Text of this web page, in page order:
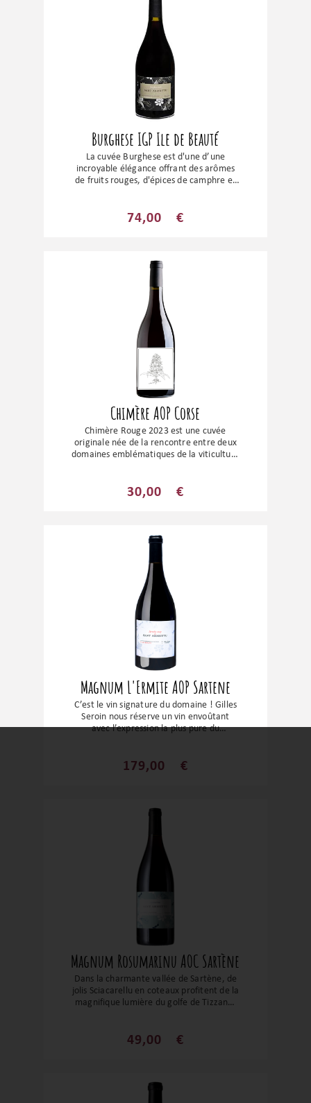
Burghese IGP Ile de Beauté
La cuvée Burghese est d'une d’une
incroyable élégance offrant des arômes
de fruits rouges, d'épices de camphre et
74,00 €
Chimère AOP Corse
Chimère Rouge 2023 est une cuvée
originale née de la rencontre entre deux
domaines emblématiques de la viticulture
Alzipratu, implanté en Balagne. Cette
vigneronnes. Le millésime 2023 dévoile
un vin élégant, précis et profondément
identitaire, où la fraîcheur du fruit, la
finesse des tanins et la complexité
aromatique s'équilibrent parfaitement.
Cette cuvée met en valeur les cépages
autochtones corses dans une
interprétation moderne et harmonieuse
de l'île de Beauté.
30,00 €
Magnum L'Ermite AOP Sartene
C’est le vin signature du domaine ! Gilles
Seroin nous réserve un vin envoûtant
avec l’expression la plus pure du
fruits rouges, une belle profondeur et une
179,00 €
Magnum Rosumarinu AOC Sartène
Dans la charmante vallée de Sartène, de
jolis Sciacarellu en coteaux profitent de la
magnifique lumière du golfe de Tizzano.
caudalies s’enchaînent, une merveille à
49,00 €